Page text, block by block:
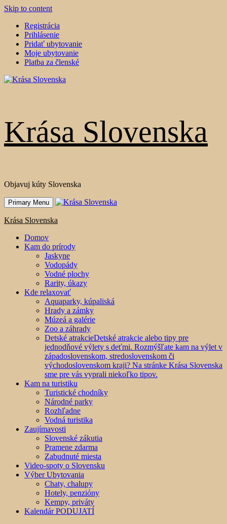
Skip to content
Registrácia
Prihlásenie
Pridať ubytovanie
Moje ubytovanie
Platba za členské
Krása Slovenska
Objavuj kúty Slovenska
Primary Menu
Krása Slovenska
Domov
Kam do prírody
Jaskyne
Vodopády
Vodné plochy
Rarity, úkazy
Kde relaxovať
Aquaparky, kúpaliská
Hrady a zámky
Múzeá a galérie
Zoo a záhrady
Detské atrakcieDetské atrakcie alebo tipy pre
jednodňové výlety s deťmi. Rozmýšľate kam na výlet v
západoslovenskom, stredoslovenskom či
východoslovenskom kraji? Na stránke Krása Slovenska
sme pre vás vyprali niekoľko tipov.
Kam na turistiku
Turistické chodníky
Národné parky
Rozhľadne
Vodná turistika
Zaujímavosti
Slovenské zákutia
Pramene zdarma
Zabudnuté miesta
Video-spoty o Slovensku
Výber Ubytovania
Chaty, chalupy
Hotely, penzióny
Kempy, priváty
Kalendár PODUJATÍ